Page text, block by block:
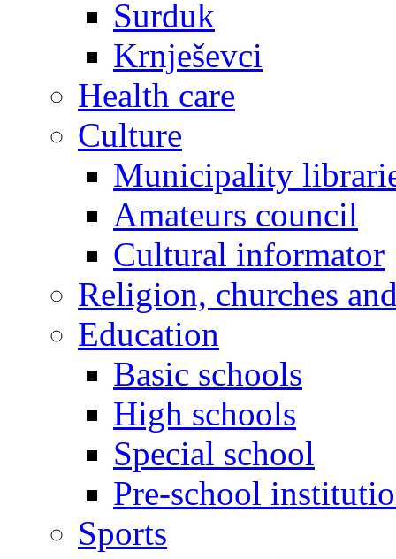
Surduk
Krnješevci
Health care
Culture
Municipality
Amateurs council
Cultural informator
Religion, churches
Education
Basic schools
High schools
Special school
Pre-school
Sports